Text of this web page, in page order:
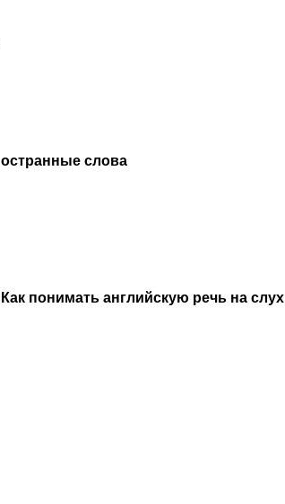
слова
Как понимать английскую речь на слух